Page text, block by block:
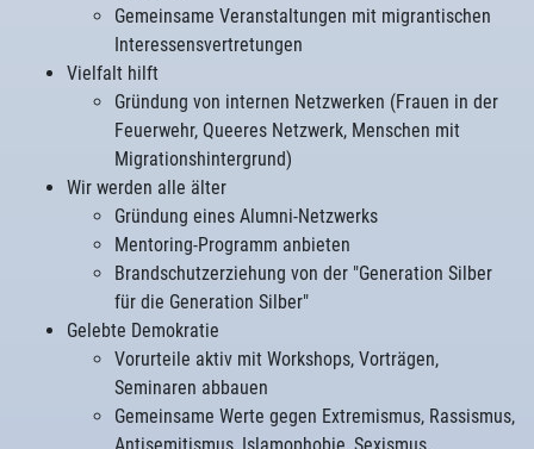
Gemeinsame Veranstaltungen mit migrantischen
Interessensvertretungen
Vielfalt hilft
Gründung von internen Netzwerken (Frauen in der
Feuerwehr, Queeres Netzwerk, Menschen mit
Migrationshintergrund)
Wir werden alle älter
Gründung eines Alumni-Netzwerks
Mentoring-Programm anbieten
Brandschutzerziehung von der "Generation Silber
für die Generation Silber"
Gelebte Demokratie
Vorurteile aktiv mit Workshops, Vorträgen,
Seminaren abbauen
Gemeinsame Werte gegen Extremismus, Rassismus,